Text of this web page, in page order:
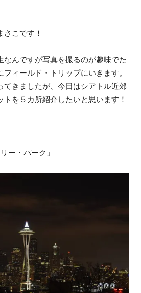
こです！
なんですが写真を撮るのが趣味でた
ィールド・トリップにいきます。
てきましたが、今日はシアトル近郊
を５カ所紹介したいと思います！
ー・パーク」